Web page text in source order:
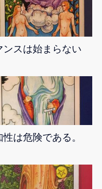
ンスは始まらない
は危険である。